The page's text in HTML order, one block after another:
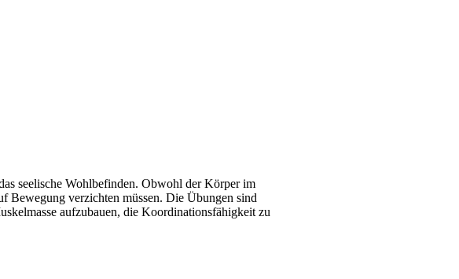
seelische Wohlbefinden. Obwohl der Körper im
Bewegung verzichten müssen. Die Übungen sind
aufzubauen, die Koordinationsfähigkeit zu